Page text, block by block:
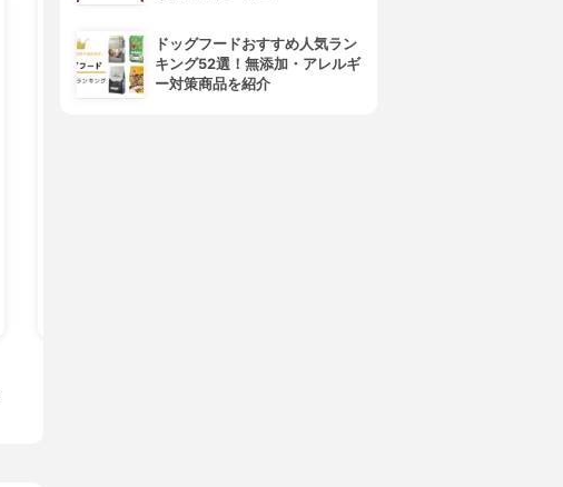
ドッグフードおすすめ人気ラン
キング52選！無添加・アレルギ
ー対策商品を紹介